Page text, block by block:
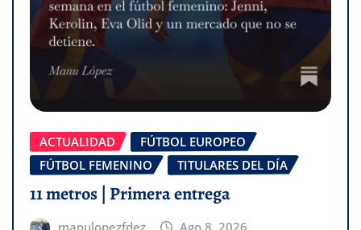
ACTUALIDAD
FÚTBOL EUROPEO
FÚTBOL FEMENINO
TITULARES DEL DÍA
11 metros | Primera entrega